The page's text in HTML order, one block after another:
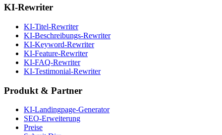
KI-Rewriter
KI-Titel-Rewriter
KI-Beschreibungs-Rewriter
KI-Keyword-Rewriter
KI-Feature-Rewriter
KI-FAQ-Rewriter
KI-Testimonial-Rewriter
Produkt & Partner
KI-Landingpage-Generator
SEO-Erweiterung
Preise